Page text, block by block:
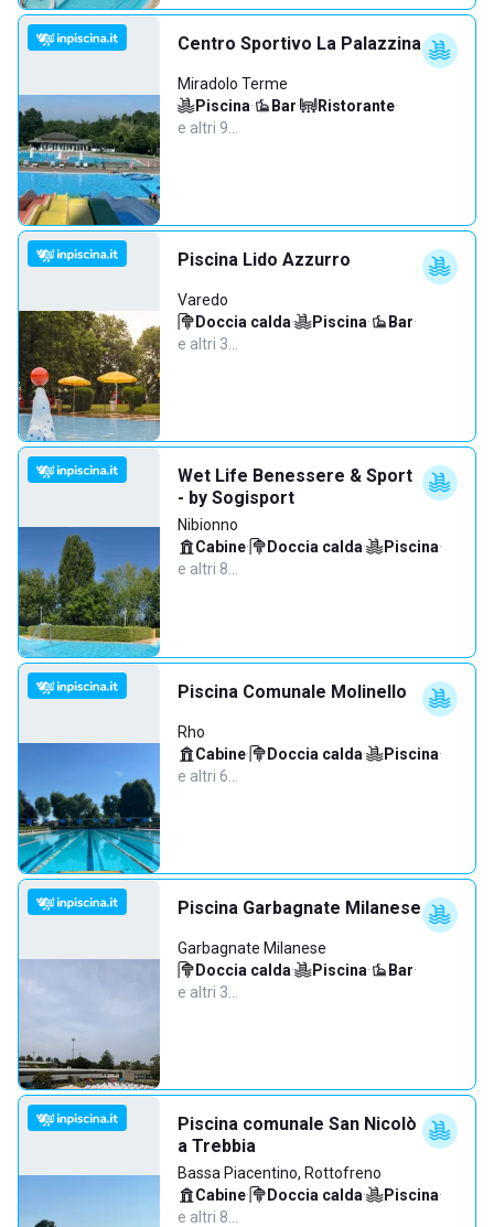
Centro Sportivo La Palazzina
Miradolo Terme
Piscina· Bar· Ristorante·
e altri 9…
Piscina Lido Azzurro
Varedo
Doccia calda· Piscina· Bar·
e altri 3…
Wet Life Benessere & Sport
- by Sogisport
Nibionno
Cabine· Doccia calda· Piscina·
e altri 8…
Piscina Comunale Molinello
Rho
Cabine· Doccia calda· Piscina·
e altri 6…
Piscina Garbagnate Milanese
Garbagnate Milanese
Doccia calda· Piscina· Bar·
e altri 3…
Piscina comunale San Nicolò
a Trebbia
Bassa Piacentino, Rottofreno
Cabine· Doccia calda· Piscina·
e altri 8…